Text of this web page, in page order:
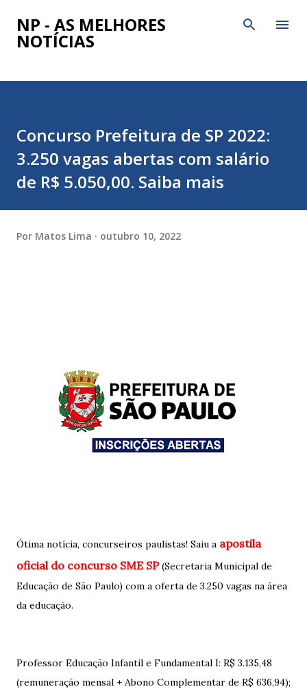
Pular para o conteúdo principal
NP - AS MELHORES
NOTÍCIAS
Concurso Prefeitura de SP 2022:
3.250 vagas abertas com salário
de R$ 5.050,00. Saiba mais
Por Matos Lima outubro 10, 2022
Ótima notícia, concurseiros paulistas! Saiu a apostila
oficial do concurso SME SP(Secretaria Municipal de
Educação de São Paulo) com a oferta de 3.250 vagas na área
da educação.
Professor Educação Infantil e Fundamental I: R$ 3.135,48
(remuneração mensal + Abono Complementar de R$ 636,94);